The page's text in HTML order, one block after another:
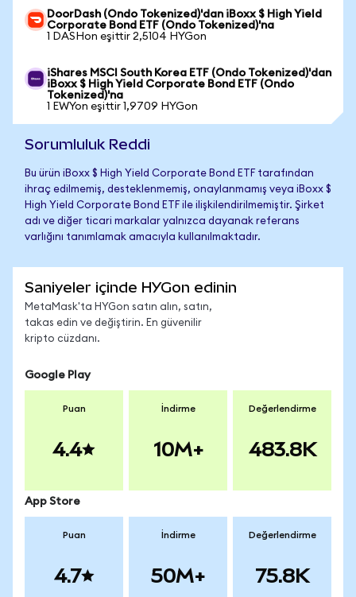
DoorDash (Ondo Tokenized)'dan iBoxx $ High Yield
Corporate Bond ETF (Ondo Tokenized)'na
1 DASHon eşittir 2,5104 HYGon
iShares MSCI South Korea ETF (Ondo Tokenized)'dan
iBoxx $ High Yield Corporate Bond ETF (Ondo
Tokenized)'na
1 EWYon eşittir 1,9709 HYGon
Sorumluluk Reddi
Bu ürün iBoxx $ High Yield Corporate Bond ETF tarafından
ihraç edilmemiş, desteklenmemiş, onaylanmamış veya iBoxx $
High Yield Corporate Bond ETF ile ilişkilendirilmemiştir. Şirket
adı ve diğer ticari markalar yalnızca dayanak referans
varlığını tanımlamak amacıyla kullanılmaktadır.
Saniyeler içinde HYGon edinin
MetaMask'ta HYGon satın alın, satın,
takas edin ve değiştirin. En güvenilir
kripto cüzdanı.
Google Play
Puan
4.4
İndirme
10M+
Değerlendirme
483.8K
App Store
Puan
4.7
İndirme
50M+
Değerlendirme
75.8K